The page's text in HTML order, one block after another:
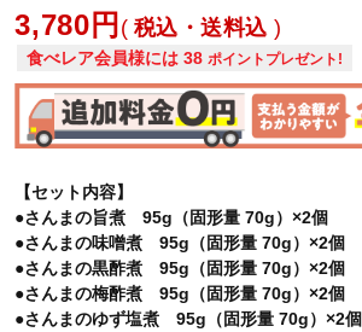
3,780 税込・送料込
食べレア会員様には 38 ポイントプレゼント!
【セット内容】
●さんまの旨煮 95g（固形量 70g）×2個
●さんまの味噌煮 95g（固形量 70g）×2個
●さんまの黒酢煮 95g（固形量 70g）×2個
●さんまの梅酢煮 95g（固形量 70g）×2個
●さんまのゆず塩煮 95g（固形量 70g）×2個